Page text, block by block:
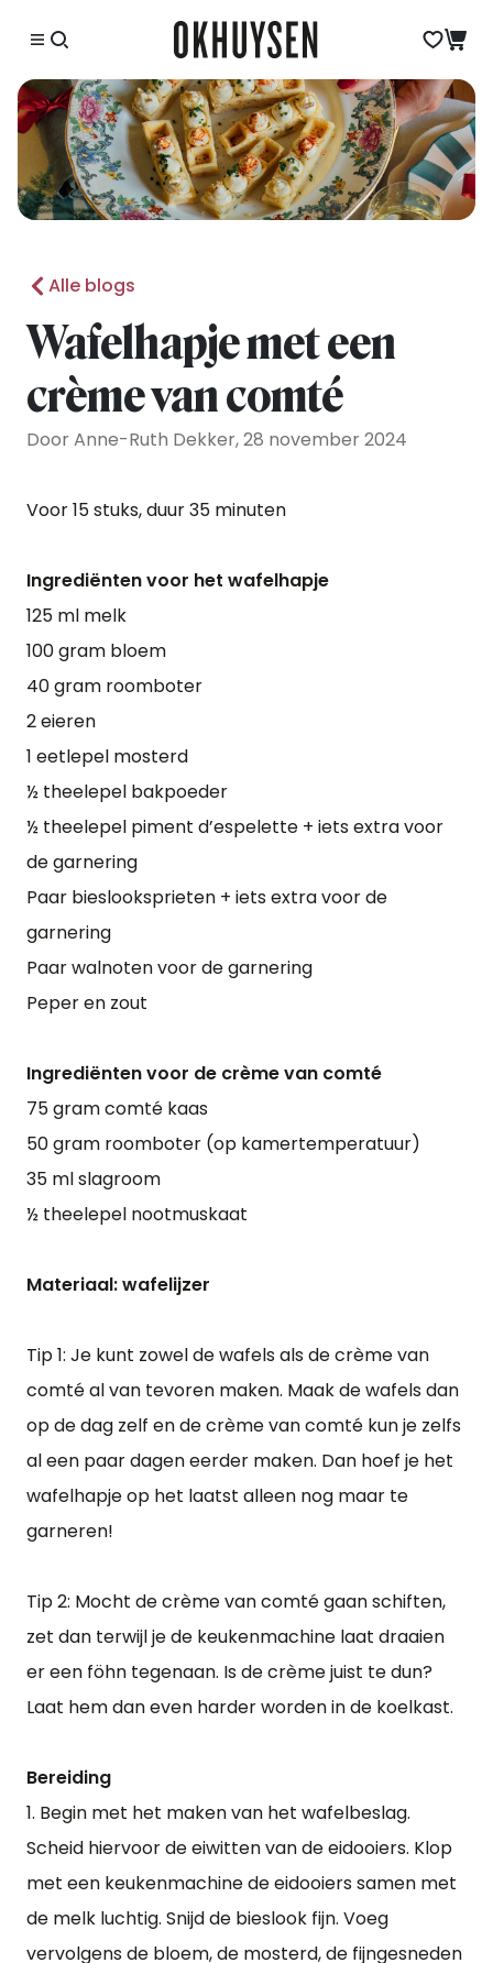
Alle blogs
Wafelhapje met een
crème van comté
Door Anne-Ruth Dekker, 28 november 2024
Voor 15 stuks, duur 35 minuten
Ingrediënten voor het wafelhapje
125 ml melk
100 gram bloem
40 gram roomboter
2 eieren
1 eetlepel mosterd
½ theelepel bakpoeder
½ theelepel piment d’espelette + iets extra voor
de garnering
Paar bieslooksprieten + iets extra voor de
garnering
Paar walnoten voor de garnering
Peper en zout
Ingrediënten voor de crème van comté
75 gram comté kaas
50 gram roomboter (op kamertemperatuur)
35 ml slagroom
½ theelepel nootmuskaat
Materiaal: wafelijzer
Tip 1: Je kunt zowel de wafels als de crème van
comté al van tevoren maken. Maak de wafels dan
op de dag zelf en de crème van comté kun je zelfs
al een paar dagen eerder maken. Dan hoef je het
wafelhapje op het laatst alleen nog maar te
garneren!
Tip 2: Mocht de crème van comté gaan schiften,
zet dan terwijl je de keukenmachine laat draaien
er een föhn tegenaan. Is de crème juist te dun?
Laat hem dan even harder worden in de koelkast.
Bereiding
1. Begin met het maken van het wafelbeslag.
Scheid hiervoor de eiwitten van de eidooiers. Klop
met een keukenmachine de eidooiers samen met
de melk luchtig. Snijd de bieslook fijn. Voeg
vervolgens de bloem, de mosterd, de fijngesneden